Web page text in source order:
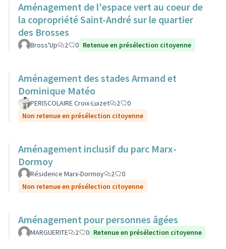
Aménagement de l'espace vert au coeur de
la copropriété Saint-André sur le quartier
des Brosses
Bross'Up 2 0 Retenue en présélection citoyenne
Aménagement des stades Armand et
Dominique Matéo
PERISCOLAIRE Croix-Luizet 2
0
Non retenue en présélection citoyenne
Aménagement inclusif du parc Marx-
Dormoy
Résidence Marx-Dormoy 2
0
Non retenue en présélection citoyenne
Aménagement pour personnes âgées
MARGUERITE 2 0 Retenue en présélection citoyenne